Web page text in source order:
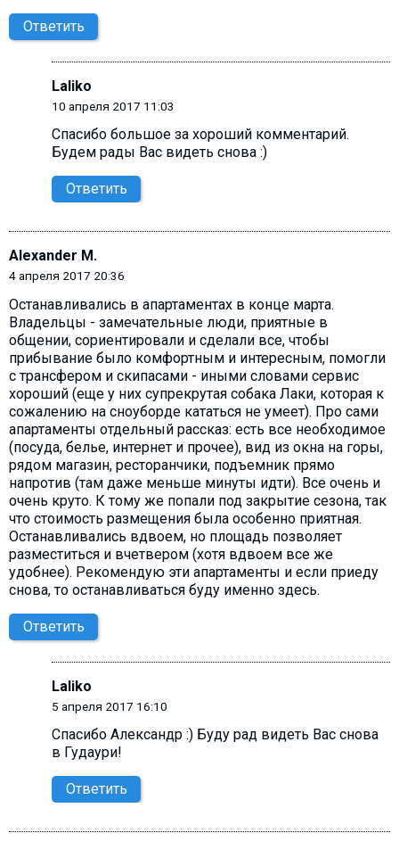
Ответить
Laliko
10 апреля 2017 11:03
Спасибо большое за хороший комментарий.
Будем рады Вас видеть снова :)
Ответить
Alexander M.
4 апреля 2017 20:36
Останавливались в апартаментах в конце марта.
Владельцы - замечательные люди, приятные в
общении, сориентировали и сделали все, чтобы
прибывание было комфортным и интересным, помогли
с трансфером и скипасами - иными словами сервис
хороший (еще у них супрекрутая собака Лаки, которая к
сожалению на сноуборде кататься не умеет). Про сами
апартаменты отдельный рассказ: есть все необходимое
(посуда, белье, интернет и прочее), вид из окна на горы,
рядом магазин, ресторанчики, подъемник прямо
напротив (там даже меньше минуты идти). Все очень и
очень круто. К тому же попали под закрытие сезона, так
что стоимость размещения была особенно приятная.
Останавливались вдвоем, но площадь позволяет
разместиться и вчетвером (хотя вдвоем все же
удобнее). Рекомендую эти апартаменты и если приеду
снова, то останавливаться буду именно здесь.
Ответить
Laliko
5 апреля 2017 16:10
Спасибо Александр :) Буду рад видеть Вас снова
в Гудаури!
Ответить